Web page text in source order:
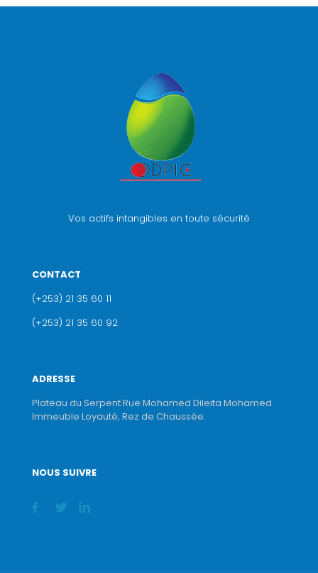
Vos actifs intangibles en toute sécurité
CONTACT
(+253) 21 35 60 11
(+253) 21 35 60 92
ADRESSE
Plateau du Serpent Rue Mohamed Dileita Mohamed
Immeuble Loyauté, Rez de Chaussée.
NOUS SUIVRE